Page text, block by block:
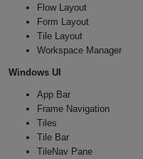
Flow Layout
Form Layout
Tile Layout
Workspace Manager
Windows UI
App Bar
Frame Navigation
Tiles
Tile Bar
TileNav Pane